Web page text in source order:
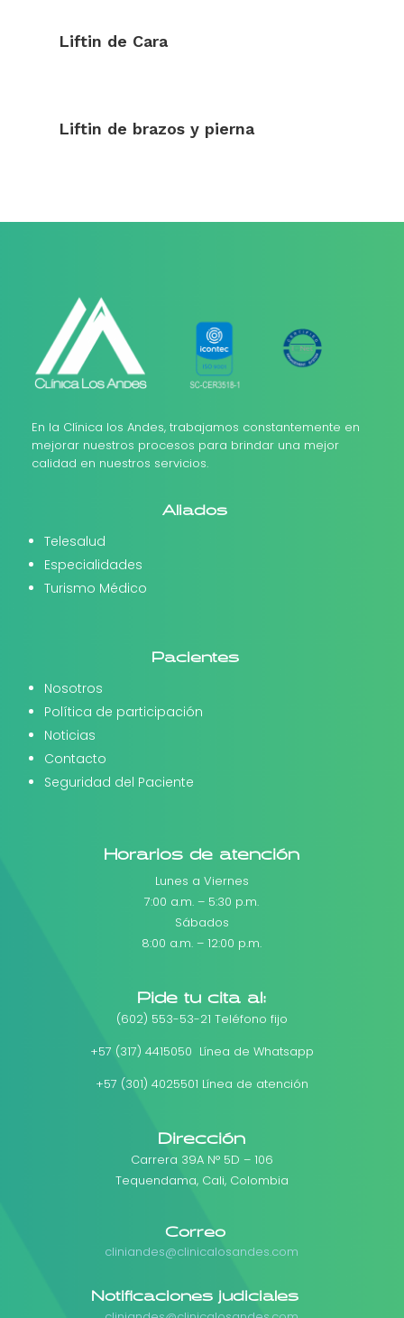
Liftin de Cara
Liftin de brazos y pierna
En la Clínica los Andes, trabajamos constantemente en
mejorar nuestros procesos para brindar una mejor
calidad en nuestros servicios.
Aliados
Telesalud
Especialidades
Turismo Médico
Pacientes
Nosotros
Política de participación
Noticias
Contacto
Seguridad del Paciente
Horarios de atención
Lunes a Viernes
7:00 a.m. – 5:30 p.m.
Sábados
8:00 a.m. – 12:00 p.m.
Pide tu cita al:
(602) 553-53-21 Teléfono fijo
+57 (317) 4415050 Línea de Whatsapp
+57 (301) 4025501 Línea de atención
Dirección
Carrera 39A N° 5D – 106
Tequendama, Cali, Colombia
Correo
cliniandes@clinicalosandes.com
Notificaciones judiciales